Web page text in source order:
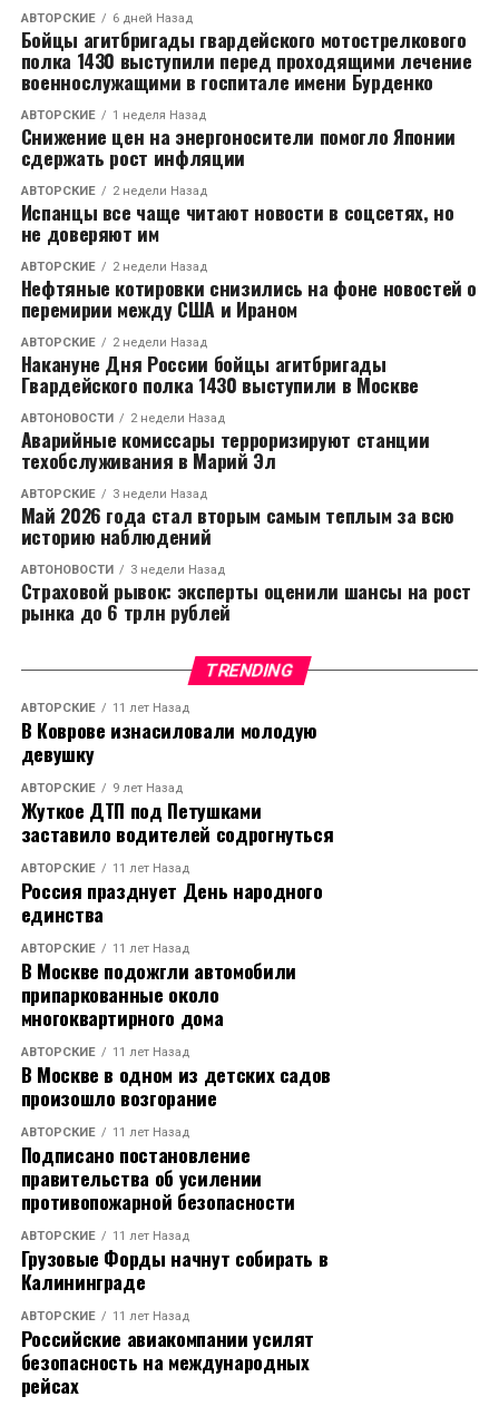
АВТОРСКИЕ 6 дней Назад
Бойцы агитбригады гвардейского мотострелкового
полка 1430 выступили перед проходящими лечение
военнослужащими в госпитале имени Бурденко
АВТОРСКИЕ 1 неделя Назад
Снижение цен на энергоносители помогло Японии
сдержать рост инфляции
АВТОРСКИЕ 2 недели Назад
Испанцы все чаще читают новости в соцсетях, но
не доверяют им
АВТОРСКИЕ 2 недели Назад
Нефтяные котировки снизились на фоне новостей о
перемирии между США и Ираном
АВТОРСКИЕ 2 недели Назад
Накануне Дня России бойцы агитбригады
Гвардейского полка 1430 выступили в Москве
АВТОНОВОСТИ 2 недели Назад
Аварийные комиссары терроризируют станции
техобслуживания в Марий Эл
АВТОРСКИЕ 3 недели Назад
Май 2026 года стал вторым самым теплым за всю
историю наблюдений
АВТОНОВОСТИ 3 недели Назад
Страховой рывок: эксперты оценили шансы на рост
рынка до 6 трлн рублей
TRENDING
АВТОРСКИЕ 11 лет Назад
В Коврове изнасиловали молодую
девушку
АВТОРСКИЕ 9 лет Назад
Жуткое ДТП под Петушками
заставило водителей содрогнуться
АВТОРСКИЕ 11 лет Назад
Россия празднует День народного
единства
АВТОРСКИЕ 11 лет Назад
В Москве подожгли автомобили
припаркованные около
многоквартирного дома
АВТОРСКИЕ 11 лет Назад
В Москве в одном из детских садов
произошло возгорание
АВТОРСКИЕ 11 лет Назад
Подписано постановление
правительства об усилении
противопожарной безопасности
АВТОРСКИЕ 11 лет Назад
Грузовые Форды начнут собирать в
Калининграде
АВТОРСКИЕ 11 лет Назад
Российские авиакомпании усилят
безопасность на международных
рейсах